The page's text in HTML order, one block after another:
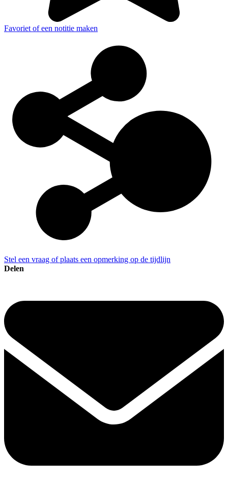
Favoriet of een notitie maken
Stel een vraag of plaats een opmerking op de tijdlijn
Delen